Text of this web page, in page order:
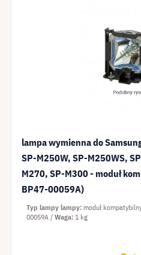
lampa wymienna do
SP-M250W, SP-M250WS,
M270, SP-M300 - moduł
BP47-00059A)
Typ lampy lampy moduł
00059A
Waga 1 kg